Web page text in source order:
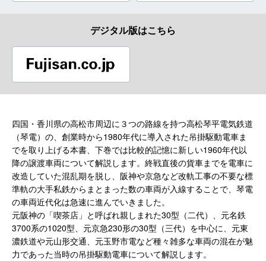
デジタル版はこちら
四国・香川県の高松市周辺に３つの路線を持つ高松琴平電気鉄道
（琴電）の、創業時から1980年代に導入された吊掛駆動電車ま
でを取り上げる本書、下巻では比較的記憶に新しい1960年代以
降の譲渡車両について解説します。終戦直後の貨車までを電車に
改造していた混乱期を脱し、阪神や京急など改軌工事の不要な標
準軌の大手私鉄からまとまった数の車両が入線することで、琴電
の車両近代化は急速に進んでいきました。
元阪神の「喫茶店」と呼ばれ親しまれた30型（二代）、元名鉄
3700系の1020型、元京急230形の30型（三代）を中心に、元東
濃鉄道や元山形交通、元玉野市電など種々雑多な車両の混在が魅
力であった当時の吊掛駆動電車について解説します。